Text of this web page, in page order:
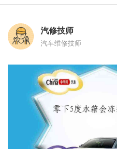
汽修技师
汽车维修技师